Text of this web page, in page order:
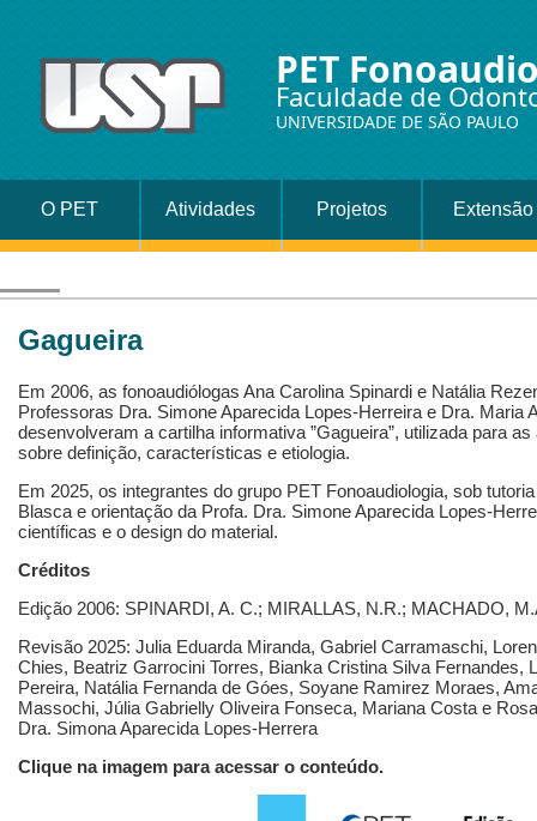
PET
Faculdade de
UNIVERSIDADE DE SÃO PAULO
O PET Atividades Projetos Extensão
Saúde
Gagueira
Em 2006, as fonoaudiólogas Ana Carolina Spinardi e Natália
Professoras Dra. Simone Aparecida Lopes-Herreira e Dra. Maria
desenvolveram a cartilha informativa ”Gagueira”, utilizada para
sobre definição, características e etiologia.
Em 2025, os integrantes do grupo PET Fonoaudiologia, sob
Blasca e orientação da Profa. Dra. Simone Aparecida Lopes-
científicas e o design do material.
Créditos
Edição 2006: SPINARDI, A. C.; MIRALLAS, N.R.; MACHADO,
Revisão 2025: Julia Eduarda Miranda, Gabriel Carramaschi,
Chies, Beatriz Garrocini Torres, Bianka Cristina Silva Fernandes,
Pereira, Natália Fernanda de Góes, Soyane Ramirez Moraes,
Massochi, Júlia Gabrielly Oliveira Fonseca, Mariana Costa e
Dra. Simona Aparecida Lopes-Herrera
Clique na imagem para acessar o conteúdo.